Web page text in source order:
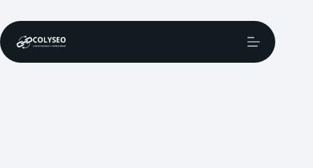
contenu